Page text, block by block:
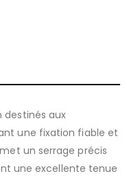
destinés aux
une fixation fiable et
un serrage précis
une excellente tenue